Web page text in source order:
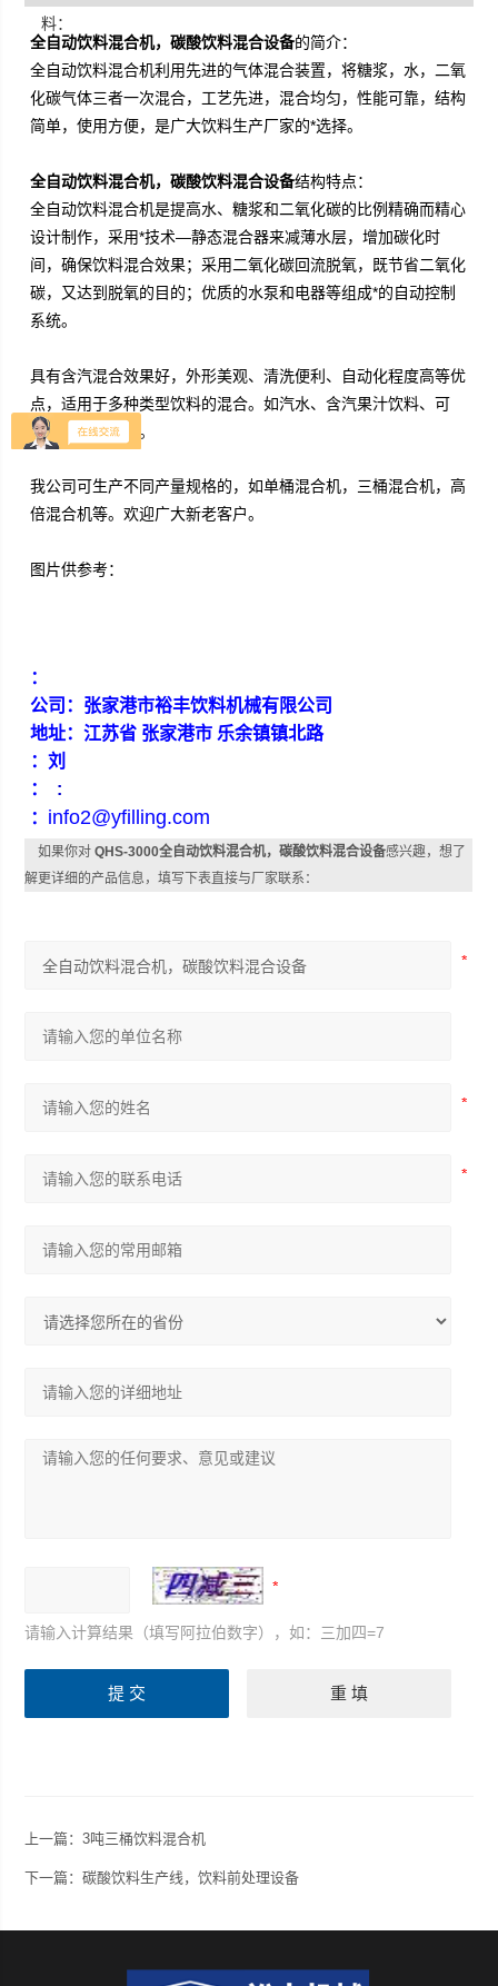
料：
全自动饮料混合机，碳酸饮料混合设备的简介：
全自动饮料混合机利用先进的气体混合装置，将糖浆，水，二氧
化碳气体三者一次混合，工艺先进，混合均匀，性能可靠，结构
简单，使用方便，是广大饮料生产厂家的*选择。
全自动饮料混合机，碳酸饮料混合设备结构特点：
全自动饮料混合机是提高水、糖浆和二氧化碳的比例精确而精心
设计制作，采用*技术—静态混合器来减薄水层，增加碳化时
间，确保饮料混合效果；采用二氧化碳回流脱氧，既节省二氧化
碳，又达到脱氧的目的；优质的水泵和电器等组成*的自动控制
系统。
具有含汽混合效果好，外形美观、清洗便利、自动化程度高等优
点，适用于多种类型饮料的混合。如汽水、含汽果汁饮料、可
乐、汽酒等饮料。
我公司可生产不同产量规格的，如单桶混合机，三桶混合机，高
倍混合机等。欢迎广大新老客户。
图片供参考：
：
公司：张家港市裕丰饮料机械有限公司
地址：江苏省 张家港市 乐余镇镇北路
：刘
：
:
： info2@yfilling.com
如果你对QHS-3000全自动饮料混合机，碳酸饮料混合设备感兴趣，想了
解更详细的产品信息，填写下表直接与厂家联系：
请输入计算结果（填写阿拉伯数字），如：三加四=7
上一篇：3吨三桶饮料混合机
下一篇：碳酸饮料生产线，饮料前处理设备